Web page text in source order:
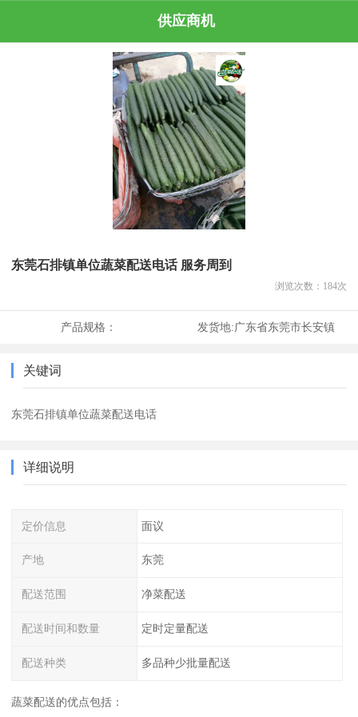
供应商机
东莞石排镇单位蔬菜配送电话 服务周到
浏览次数： 184次
产品规格： 发货地:广东省东莞市长安镇
关键词
东莞石排镇单位蔬菜配送电话
详细说明
定价信息 面议
产地 东莞
配送范围 净菜配送
配送时间和数量 定时定量配送
配送种类 多品种少批量配送
蔬菜配送的优点包括：